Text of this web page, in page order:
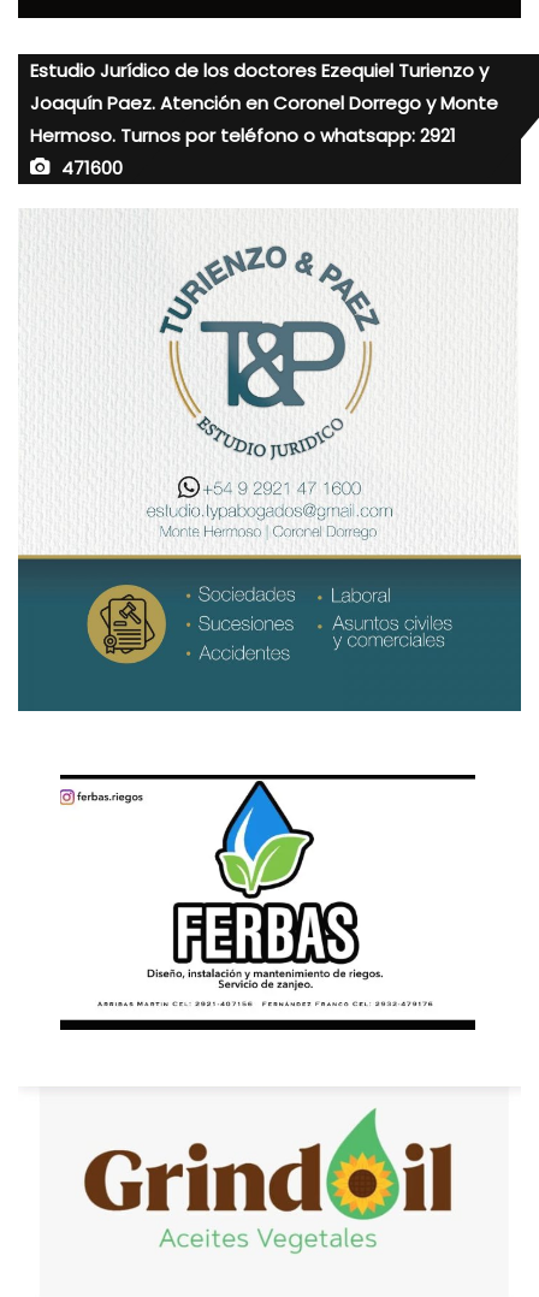
Estudio Jurídico de los doctores Ezequiel Turienzo y
Joaquín Paez. Atención en Coronel Dorrego y Monte
Hermoso. Turnos por teléfono o whatsapp: 2921
471600